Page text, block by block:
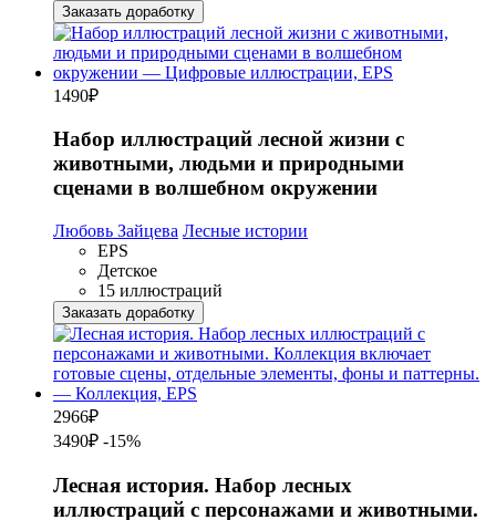
Заказать доработку
1490₽
Набор иллюстраций лесной жизни с
животными, людьми и природными
сценами в волшебном окружении
Любовь Зайцева Лесные истории
EPS
Детское
15 иллюстраций
Заказать доработку
2966₽
3490₽ -15%
Лесная история. Набор лесных
иллюстраций с персонажами и животными.